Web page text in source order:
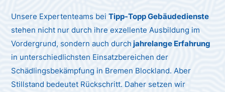
Unsere Expertenteams beiTipp-Topp Gebäudedienste
stehen nicht nur durch ihre exzellente Ausbildung im
Vordergrund, sondern auch durch jahrelange Erfahrung
in unterschiedlichsten Einsatzbereichen der
Schädlingsbekämpfung in Bremen Blockland. Aber
Stillstand bedeutet Rückschritt. Daher setzen wir